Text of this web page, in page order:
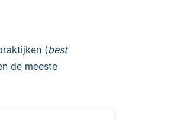
(best
de meeste